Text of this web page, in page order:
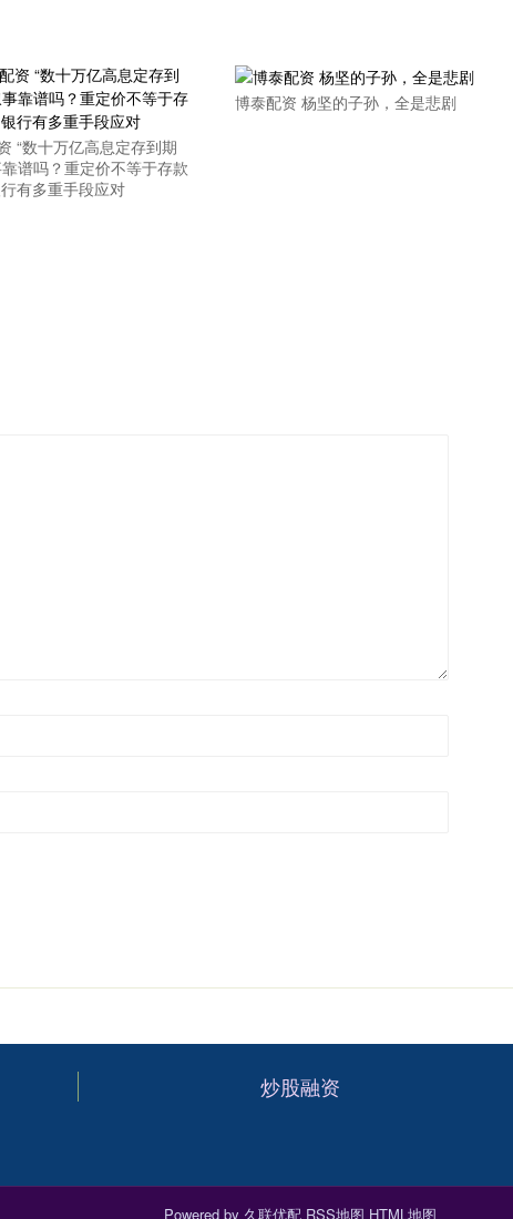
“数十万亿高息定存到期
谱吗？重定价不等于存款
有多重手段应对
博泰配资 杨坚的子孙，全是悲剧
炒股融资
Powered by 久联优配 RSS地图 HTML地图